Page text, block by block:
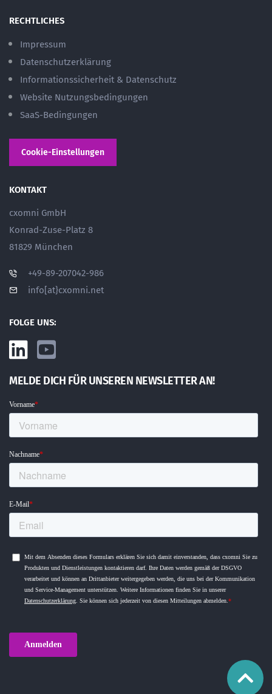
RECHTLICHES
Impressum
Datenschutzerklärung
Informationssicherheit & Datenschutz
Website Nutzungsbedingungen
SaaS-Bedingungen
Cookie-Einstellungen
KONTAKT
cxomni GmbH
Konrad-Zuse-Platz 8
81829 München
+49-89-207042-986
info[at}cxomni.net
FOLGE UNS:
MELDE DICH FÜR UNSEREN NEWSLETTER AN!